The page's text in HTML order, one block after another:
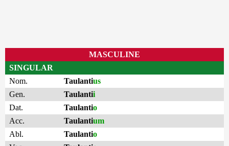
MASCULINE
SINGULAR
Nom.
Taulantius
Gen.
Taulantii
Dat.
Taulantio
Acc.
Taulantium
Abl.
Taulantio